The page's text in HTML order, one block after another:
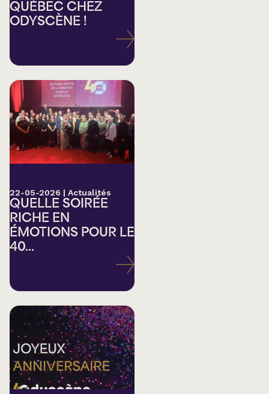
QUÉBEC CHEZ
ODYSCÈNE !
22-05-2026 | Actualités
QUELLE SOIRÉE
RICHE EN
ÉMOTIONS POUR LE
40...